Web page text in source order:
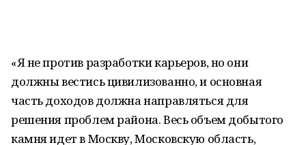
«Я не против разработки карьеров, но они
должны вестись цивилизованно, и основная
часть доходов должна направляться для
решения проблем района. Весь объем добытого
камня идет в Москву, Московскую область,